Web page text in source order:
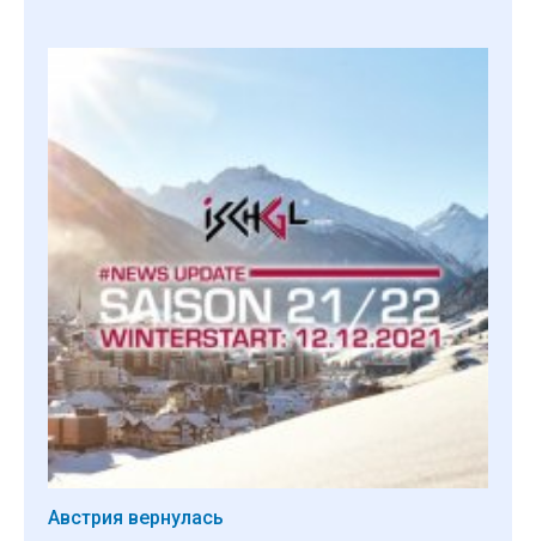
Австрия вернулась